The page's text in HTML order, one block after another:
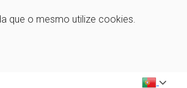
que o mesmo utilize cookies.